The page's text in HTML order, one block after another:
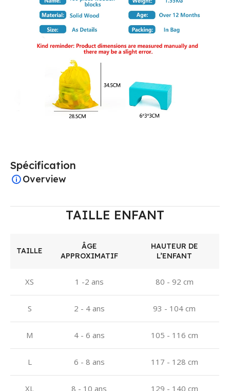
Spécification
Overview
TAILLE ENFANT
TAILLE
ÂGE
APPROXIMATIF
HAUTEUR DE
L’ENFANT
XS 1 -2 ans 80 - 92 cm
S 2 - 4 ans 93 - 104 cm
M 4 - 6 ans 105 - 116 cm
L 6 - 8 ans 117 - 128 cm
XL 8 - 10 ans 129 - 140 cm